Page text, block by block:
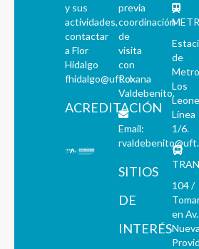
y sus
actividades,
contactar
a Flor
Hidalgo
fhidalgo@uft.cl
ACREDITACIÓN
previa
coordinación
de
visita
con
Roxana
Valdebenito.
Email:
SITIOS
DE
INTERÉS
de
Metro
Los
Línea
1/6.
104 /
en Av.
Nueva